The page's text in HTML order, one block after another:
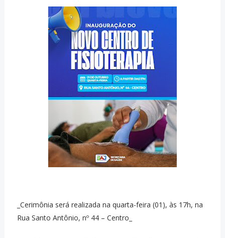
_Cerimônia será realizada na quarta-feira (01), às 17h, na
Rua Santo Antônio, nº 44 – Centro_